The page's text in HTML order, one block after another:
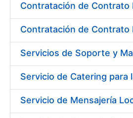
Erakutsi/Ezkutatu
Servicio de Catering para
Servicio de Mensajería